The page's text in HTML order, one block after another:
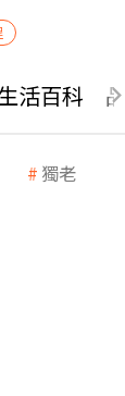
活百科
獨老